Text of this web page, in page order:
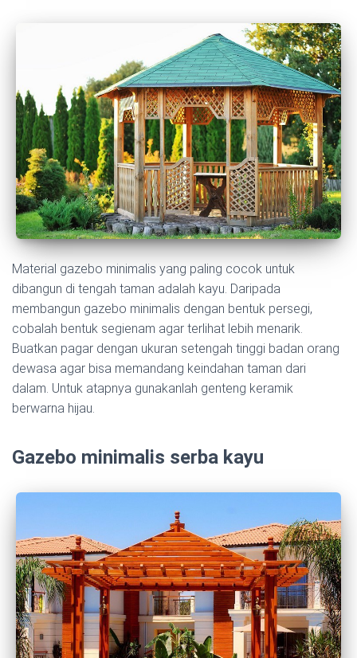
Material gazebo minimalis yang paling cocok untuk
dibangun di tengah taman adalah kayu. Daripada
membangun gazebo minimalis dengan bentuk persegi,
cobalah bentuk segienam agar terlihat lebih menarik.
Buatkan pagar dengan ukuran setengah tinggi badan orang
dewasa agar bisa memandang keindahan taman dari
dalam. Untuk atapnya gunakanlah genteng keramik
berwarna hijau.
Gazebo minimalis serba kayu